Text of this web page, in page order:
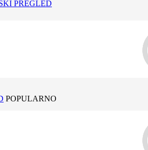
PREGLED
POPULARNO